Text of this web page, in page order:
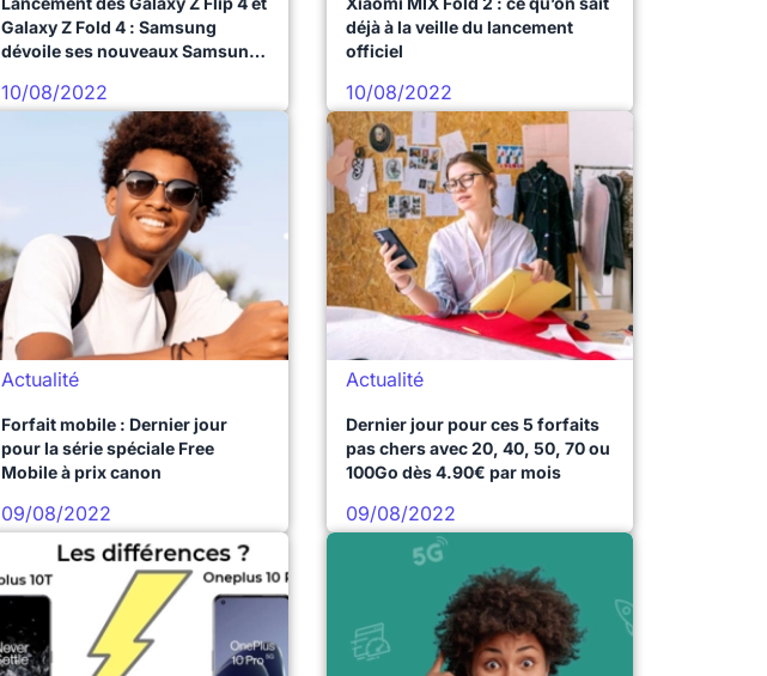
Galaxy Z Fold 4 : Samsung
dévoile ses nouveaux Samsung
10/08/2022
déjà à la veille du lancement
officiel
10/08/2022
Actualité
Forfait mobile : Dernier jour
pour la série spéciale Free
Mobile à prix canon
09/08/2022
Actualité
Dernier jour pour ces 5 forfaits
pas chers avec 20, 40, 50, 70 ou
100Go dès 4.90€ par mois
09/08/2022